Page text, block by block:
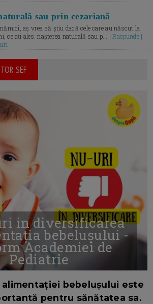
sau prin cezariană
aș vrea să știu dacă cele care au născut la
ce ați ales: nașterea naturală sau p... |Raspunde |
SEF
in diversificarea
bebelușului -
Academiei de
Pediatrie
bebelușului este
pentru sănătatea sa.